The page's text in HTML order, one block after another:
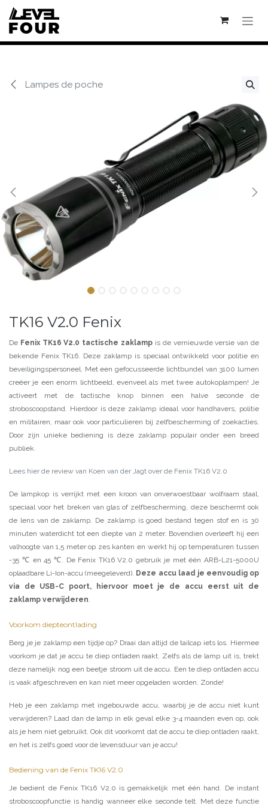
Se rendre au contenu
Lampes de poche
TK16 V2.0 Fenix
De Fenix TK16 V2.0 tactische zaklamp is de vernieuwde versie van de
bekende Fenix TK16. Deze zaklamp is speciaal ontwikkeld voor politie en
beveiligingspersoneel. Met een gefocusseerde lichtbundel van 3100 lumen
creëer je een enorm lichtbeeld, evenveel als met twee autokoplampen! Je
activeert met de tactische knop binnen een halve seconde de
stroboscoopstand. Hierdoor is deze zaklamp ideaal voor handhavers, politie
en militairen, maar ook voor particulieren bij zelfbescherming of zoekacties.
Door zijn unieke bediening is deze zaklamp populair onder een breed
publiek.
Lees hier de review van Koen van der Jagt over de Fenix TK16 V2.0
De lampkop is verrijkt met een kroon van onverwoestbaar wolfraam staal,
speciaal voor het breken van glas of zelfbescherming, deze beschermt ook
de lens van de zaklamp. De zaklamp is goed bestand tegen stof en is 30
minuten waterdicht tot een diepte van 2 meter. Bovendien overleeft hij een
valhoogte van 1,5 meter op zes kanten en werkt hij op temperaturen tussen
-35 ℃ en 45 ℃. De Fenix TK16 V2.0 gebruik je met één ARB-L21-5000U
oplaadbare Li-Ion-accu (meegeleverd). Deze accu laad je eenvoudig op
via de USB-C poort, hiervoor moet je de accu eerst uit de
zaklamp verwijderen
Voorkom diepteontlading
Berg je je zaklamp een tijdje op? Draai dan altijd de tailcap iets los. Hiermee
voorkom je dat je accu te diep ontladen raakt. Zelfs als de lamp uit is, trekt
deze namelijk nog een beetje stroom uit de accu. Een te diep ontladen accu
is vaak afgeschreven en kan niet meer opgeladen worden. Zonde!
Heb je een zaklamp met ingebouwde accu, waarbij je de accu niet kunt
verwijderen? Laad dan de lamp in elk geval elke 3-4 maanden even op, ook
als je hem niet gebruikt. Ook dit voorkomt dat de accu te diep ontladen raakt,
en het is zelfs goed voor de levensduur van je accu!
Bediening van de Fenix TK16 V2.0
Je bedient de Fenix TK16 V2.0 is gemakkelijk met één hand. De instant
stroboscoopfunctie is handig wanneer elke seconde telt. Met deze functie